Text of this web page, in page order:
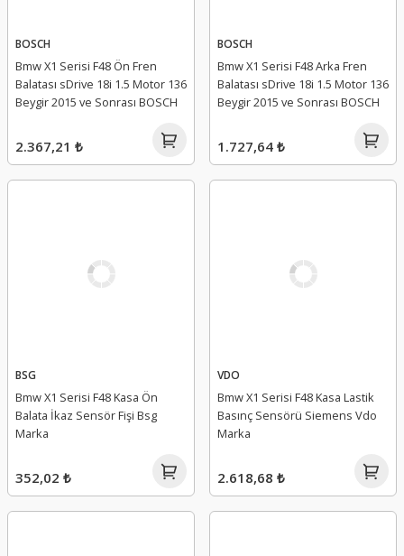
BOSCH
Bmw X1 Serisi F48 Ön Fren
Balatası sDrive 18i 1.5 Motor 136
Beygir 2015 ve Sonrası BOSCH
2.367,21 ₺
BOSCH
Bmw X1 Serisi F48 Arka Fren
Balatası sDrive 18i 1.5 Motor 136
Beygir 2015 ve Sonrası BOSCH
1.727,64 ₺
BSG
Bmw X1 Serisi F48 Kasa Ön
Balata İkaz Sensör Fişi Bsg
Marka
352,02 ₺
VDO
Bmw X1 Serisi F48 Kasa Lastik
Basınç Sensörü Siemens Vdo
Marka
2.618,68 ₺